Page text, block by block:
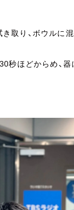
取り、ボウルに
ほどからめ、